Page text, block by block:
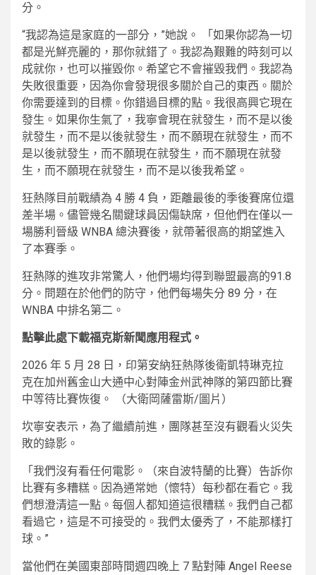
分。
“我認為這是家庭的一部分，”她說。 「如果你認為一切
都是光鮮亮麗的，那你就錯了。我認為艱難的時刻可以
成就你，也可以摧毀你。希望它不會摧毀我們。我認為
失敗很重要，因為你會發現很多關於自己的東西。關於
你需要達到的目標。你錯過目標的點。我很高興它現在
發生。如果你生氣了，我寧會現在就發生，而不是以後
就發生，而不是以後就發生，而不願現在就發生，而不
是以後就發生，而不願現在就發生，而不願現在就發
生，而不願現在就發生，而不是以後我希望。
狂熱隊目前戰績為 4 勝 4 負，距離最後的季後賽席位還
差半場。儘管幾名關鍵球員因傷缺席，但他們在僅以一
場勝利晉級 WNBA 總決賽後，就帶著很高的期望進入
了本賽季。
狂熱隊的進攻非常驚人，他們場均得到聯盟最高的91.8
分。問題在於他們的防守，他們每場失分 89 分，在
WNBA 中排名第二。
點擊此處下載福克斯新聞應用程式。
2026 年 5 月 28 日，印第安納狂熱隊後衛凱特琳克拉
克在加州舊金山大通中心對陣金州武神隊的第四節比賽
中等待比賽恢復。
（大衛岡薩雷斯/圖片）
坎寧安表示，為了繼續前進，團隊甚至沒有觀看火災失
敗的錄影。
「我們沒有看任何電影。（來自波特蘭的比賽）告訴你
比賽有多糟糕。因為通常她（懷特）每秒都在看它。我
們想澄清這一點。每個人都知道這很糟糕。我們自己都
看過它，這是不可接受的。我們太優秀了，不能那樣打
球。”
當他們在美國東部時間週四晚上 7 點對陣 Angel Reese